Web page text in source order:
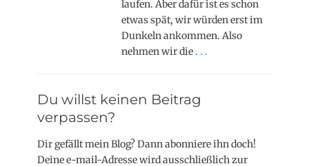
laufen. Aber dafür ist es schon
etwas spät, wir würden erst im
Dunkeln ankommen. Also
nehmen wir die . . .
Du willst keinen Beitrag
verpassen?
Dir gefällt mein Blog? Dann abonniere ihn doch!
Deine e-mail-Adresse wird ausschließlich zur